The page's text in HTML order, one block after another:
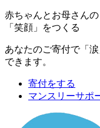
赤ちゃんとお母さんの
「笑顔」をつくる
あなたのご寄付で「
できます。
寄付をする
マンスリーサポ